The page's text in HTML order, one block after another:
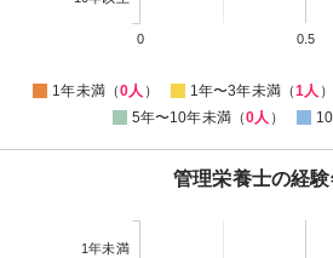
0 0.5
1年未満（0人 ） 1年〜3年未満（1人 ）
5年〜10年未満（0人 ）
管理栄養士の経
1年未満